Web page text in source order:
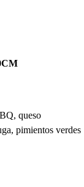
queso
pimientos verdes